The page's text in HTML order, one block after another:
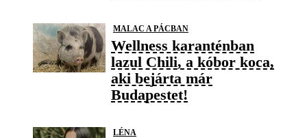
MALAC A PÁCBAN
Wellness karanténban
lazul Chili, a kóbor koca,
aki bejárta már
Budapestet!
LÉNA